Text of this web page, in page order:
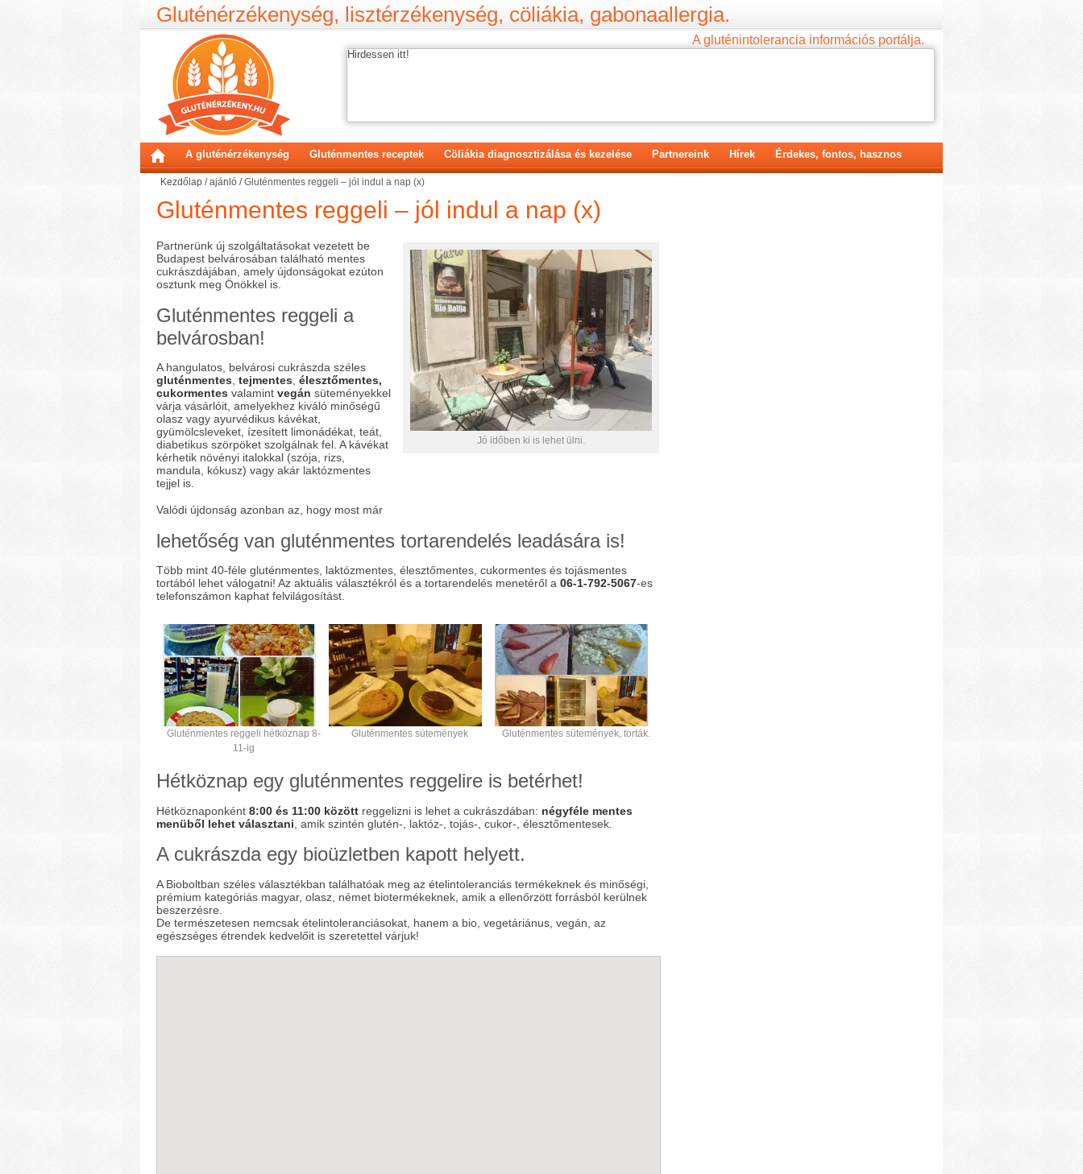
Gluténérzékenység, lisztérzékenység, cöliákia, gabonaallergia.
A gluténintolerancia információs portálja.
Hirdessen itt!
A gluténérzékenység Gluténmentes receptek Cöliákia diagnosztizálása és kezelése Partnereink Hírek Érdekes, fontos, hasznos
Kezdőlap /ajánló /Gluténmentes reggeli – jól indul a nap (x)
Gluténmentes reggeli – jól indul a nap (x)
Jó időben ki is lehet ülni.
Partnerünk új szolgáltatásokat vezetett be
Budapest belvárosában található mentes
cukrászdájában, amely újdonságokat ezúton
osztunk meg Önökkel is.
Gluténmentes reggeli a
belvárosban!
A hangulatos, belvárosi cukrászda széles
gluténmentes tejmentes élesztőmentes,
cukormentes valamint vegán süteményekkel
várja vásárlóit, amelyekhez kiváló minőségű
olasz vagy ayurvédikus kávékat,
gyümölcsleveket, ízesített limonádékat, teát,
diabetikus szörpöket szolgálnak fel. A kávékat
kérhetik növényi italokkal (szója, rizs,
mandula, kókusz) vagy akár laktózmentes
tejjel is.
Valódi újdonság azonban az, hogy most már
lehetőség van gluténmentes tortarendelés leadására is!
Több mint 40-féle gluténmentes, laktózmentes, élesztőmentes, cukormentes és tojásmentes
tortából lehet válogatni! Az aktuális választékról és a tortarendelés menetéről a 06-1-792-5067-es
telefonszámon kaphat felvilágosítást.
Gluténmentes reggeli hétköznap 8-
11-ig
Gluténmentes sütemények Gluténmentes sütemények, torták.
Hétköznap egy gluténmentes reggelire is betérhet!
Hétköznaponként 8:00 és 11:00 között reggelizni is lehet a cukrászdában: négyféle mentes
menüből lehet választani , amik szintén glutén-, laktóz-, tojás-, cukor-, élesztőmentesek.
A cukrászda egy bioüzletben kapott helyett.
A Bioboltban széles választékban találhatóak meg az ételintoleranciás termékeknek és minőségi,
prémium kategóriás magyar, olasz, német biotermékeknek, amik a ellenőrzött forrásból kerülnek
beszerzésre.
De természetesen nemcsak ételintoleranciásokat, hanem a bio, vegetáriánus, vegán, az
egészséges étrendek kedvelőit is szeretettel várjuk!